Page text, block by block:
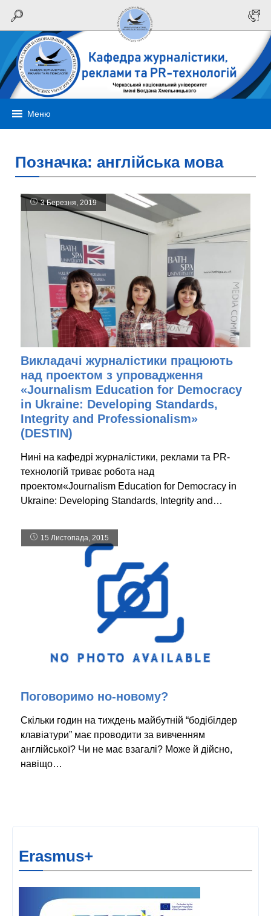
Меню
Позначка: англійська мова
3 Березня, 2019
Викладачі журналістики працюють
над проектом з упровадження
«Journalism Education for Democracy
in Ukraine: Developing Standards,
Integrity and Professionalism»
(DESTIN)
Нині на кафедрі журналістики, реклами та PR-
технологій триває робота над
проектом«Journalism Education for Democracy in
Ukraine: Developing Standards, Integrity and…
15 Листопада, 2015
Поговоримо но-новому?
Скільки годин на тиждень майбутній “бодібілдер
клавіатури” має проводити за вивченням
англійської? Чи не має взагалі? Може й дійсно,
навіщо…
Erasmus+